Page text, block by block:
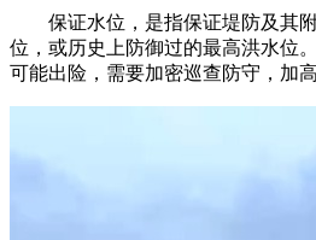
保证水位，是指保证堤防及其附
位，或历史上防御过的最高洪水位
可能出险，需要加密巡查防守，加高